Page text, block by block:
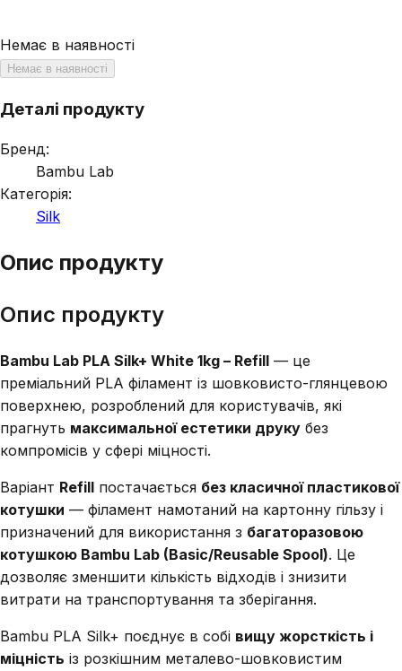
Немає в наявності
Немає в наявності
Деталі продукту
Бренд:
Bambu Lab
Категорія:
Silk
Опис продукту
Опис продукту
Bambu Lab PLA Silk+ White 1kg – Refill — це
преміальний PLA філамент із шовковисто-глянцевою
поверхнею, розроблений для користувачів, які
прагнуть максимальної естетики друку без
компромісів у сфері міцності.
Варіант Refill постачається без класичної пластикової
котушки — філамент намотаний на картонну гільзу і
призначений для використання з багаторазовою
котушкою Bambu Lab (Basic/Reusable Spool). Це
дозволяє зменшити кількість відходів і знизити
витрати на транспортування та зберігання.
Bambu PLA Silk+ поєднує в собі вищу жорсткість і
міцність із розкішним металево-шовковистим